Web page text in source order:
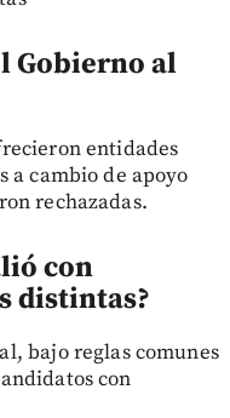
Gobierno al
entidades
a cambio de apoyo
rechazadas.
con
distintas?
bajo reglas comunes
con